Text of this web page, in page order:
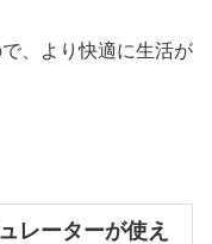
、より快適に生活が
レーターが使え